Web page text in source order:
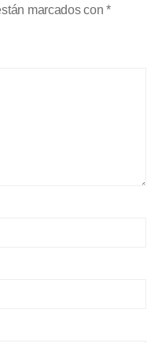
marcados con*